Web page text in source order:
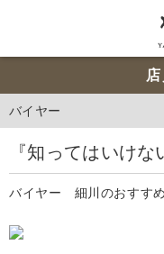
バイヤー
『知ってはいけな
バイヤー 細川のおすすめ